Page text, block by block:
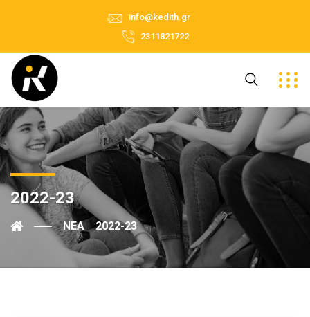
info@kedith.gr
2311821722
2022-23
ΝΈΑ 2022-23